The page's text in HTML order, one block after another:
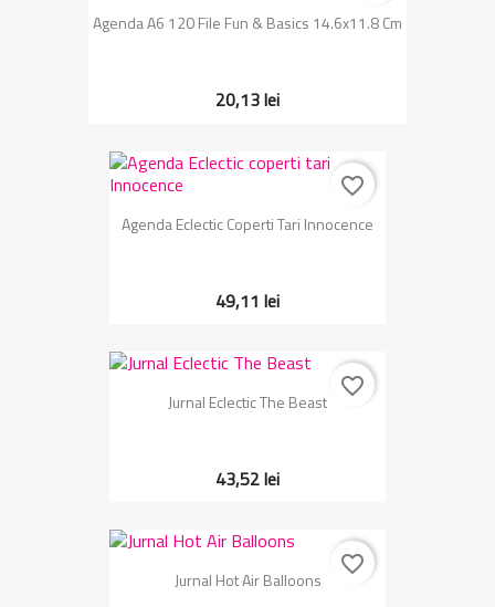
Agenda A6 120 File Fun & Basics 14.6x11.8 Cm
20,13 lei
Agenda Eclectic Coperti Tari Innocence
49,11 lei
favorite_border
Jurnal Eclectic The Beast
43,52 lei
favorite_border
Jurnal Hot Air Balloons
favorite_border